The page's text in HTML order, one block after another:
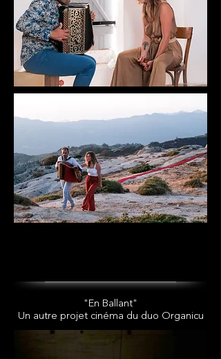
"En Ballant"
Un autre projet cinéma du duo Organicu